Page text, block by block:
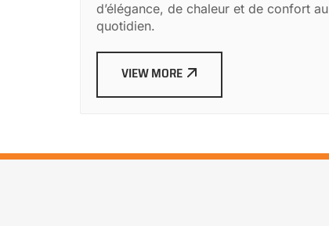
d’élégance, de chaleur et de confort au
quotidien.
VIEW MORE